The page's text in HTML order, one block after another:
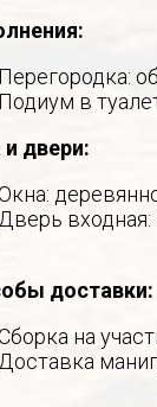
Перегородка:
Подиум в
и двери:
Дверь
доставки:
на
Доставка